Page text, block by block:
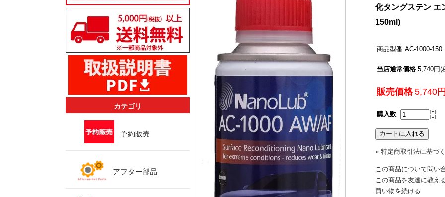
カテゴリ
予約販売
アフター部品
化タングステン エ
150ml)
商品型番 AC-1000-150
当店通常価格 5,740円(
販売価格 5,740
購入数
» 特定商取引法に基づ
この商品について問い
この商品を友達に教え
買い物を続ける